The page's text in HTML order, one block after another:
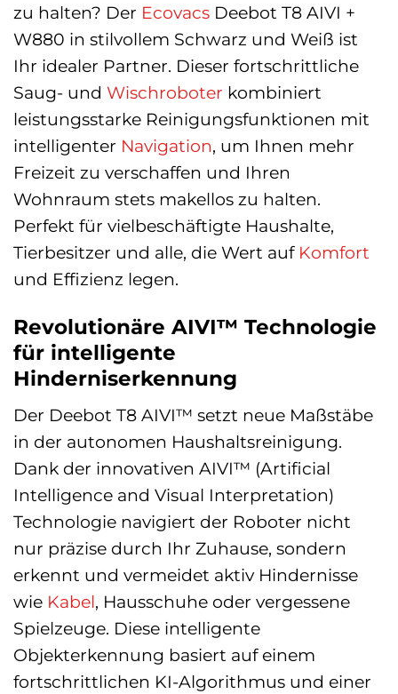
zu halten? Der Ecovacs Deebot T8 AIVI +
W880 in stilvollem Schwarz und Weiß ist
Ihr idealer Partner. Dieser fortschrittliche
Saug- und Wischroboter kombiniert
leistungsstarke Reinigungsfunktionen mit
intelligenter Navigation, um Ihnen mehr
Freizeit zu verschaffen und Ihren
Wohnraum stets makellos zu halten.
Perfekt für vielbeschäftigte Haushalte,
Tierbesitzer und alle, die Wert auf Komfort
und Effizienz legen.
Revolutionäre AIVI™ Technologie
für intelligente
Hinderniserkennung
Der Deebot T8 AIVI™ setzt neue Maßstäbe
in der autonomen Haushaltsreinigung.
Dank der innovativen AIVI™ (Artificial
Intelligence and Visual Interpretation)
Technologie navigiert der Roboter nicht
nur präzise durch Ihr Zuhause, sondern
erkennt und vermeidet aktiv Hindernisse
wie Kabel, Hausschuhe oder vergessene
Spielzeuge. Diese intelligente
Objekterkennung basiert auf einem
fortschrittlichen KI-Algorithmus und einer